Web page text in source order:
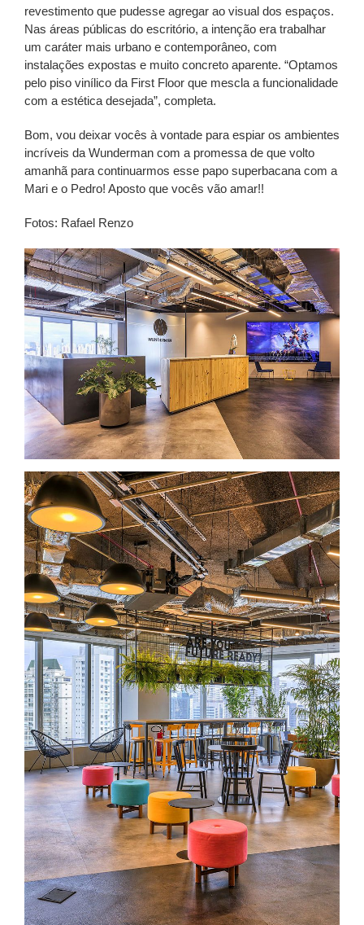
revestimento que pudesse agregar ao visual dos espaços.
Nas áreas públicas do escritório, a intenção era trabalhar
um caráter mais urbano e contemporâneo, com
instalações expostas e muito concreto aparente. “Optamos
pelo piso vinílico da First Floor que mescla a funcionalidade
com a estética desejada”, completa.
Bom, vou deixar vocês à vontade para espiar os ambientes
incríveis da Wunderman com a promessa de que volto
amanhã para continuarmos esse papo superbacana com a
Mari e o Pedro! Aposto que vocês vão amar!!
Fotos: Rafael Renzo